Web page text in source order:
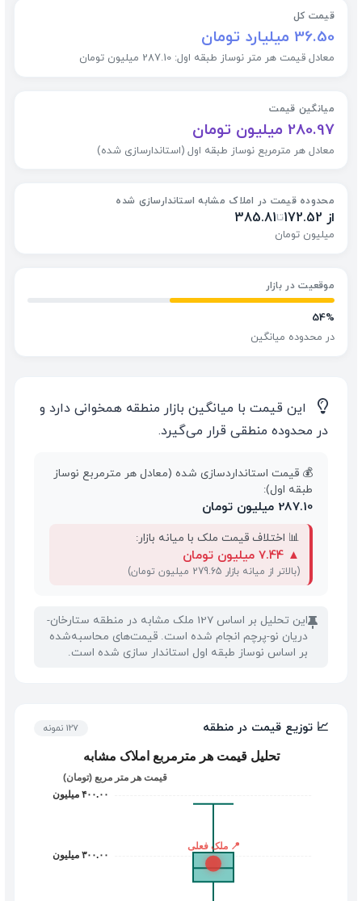
قیمت کل
36.50 میلیارد تومان
معادل قیمت هر متر نوساز طبقه اول: 287.10 میلیون تومان
میانگین قیمت
280.97 میلیون تومان
معادل هر مترمربع نوساز طبقه اول (استاندارسازی شده)
محدوده قیمت در املاک مشابه استاندارسازی شده
از 172.52 تا385.81
میلیون تومان
موقعیت در بازار
54%
در محدوده میانگین
💡
این قیمت با میانگین بازار منطقه همخوانی دارد و
در محدوده منطقی قرار می‌گیرد.
💰 قیمت استانداردسازی شده (معادل هر مترمربع نوساز
طبقه اول):
287.10 میلیون تومان
📊 اختلاف قیمت ملک با میانه بازار:
▲7.44 میلیون تومان
(بالاتر از میانه بازار 279.65 میلیون تومان)
📌
این تحلیل بر اساس 127 ملک مشابه در منطقه ستارخان-
دریان نو-پرچم انجام شده است. قیمت‌های محاسبه‌شده
بر اساس نوساز طبقه اول استاندار سازی شده است.
📈 توزیع قیمت در منطقه 127 نمونه